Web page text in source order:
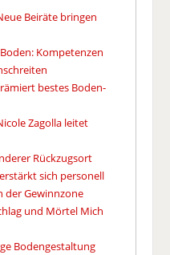
Beiräte bringen
Kompetenzen
bestes Boden-
Zagolla leitet
Rückzugsort
sich personell
der Gewinnzone
und Mörtel Mich
Bodengestaltung